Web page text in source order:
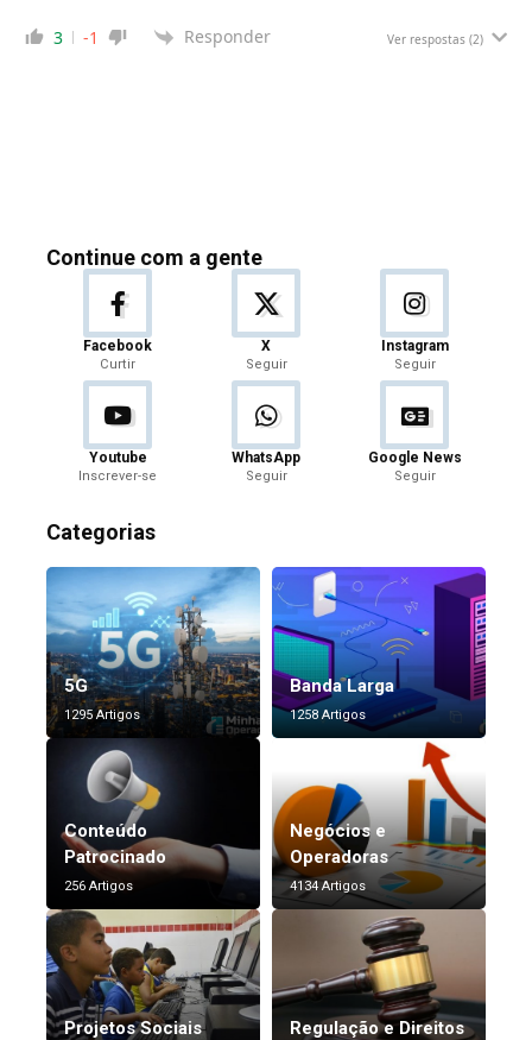
3 -1 Responder Ver respostas (2)
Continue com a gente
Facebook
Curtir
X
Seguir
Instagram
Seguir
Youtube
Inscrever-se
WhatsApp
Seguir
Google News
Seguir
Categorias
5G
1295 Artigos
Banda Larga
1258 Artigos
Conteúdo
Patrocinado
256 Artigos
Negócios e
Operadoras
4134 Artigos
Projetos Sociais Regulação e Direitos